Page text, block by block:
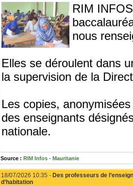
RIM
nous
Elles se déroulent dans
la supervision de la
Les copies,
des enseignants
nationale.
Source : RIM Infos - Mauritanie
18/07/2026 10:35 - Des professeurs de
d’habitation